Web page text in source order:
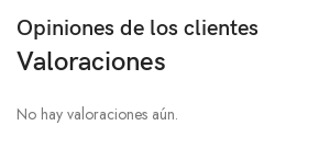
Opiniones de los clientes
Valoraciones
No hay valoraciones aún.